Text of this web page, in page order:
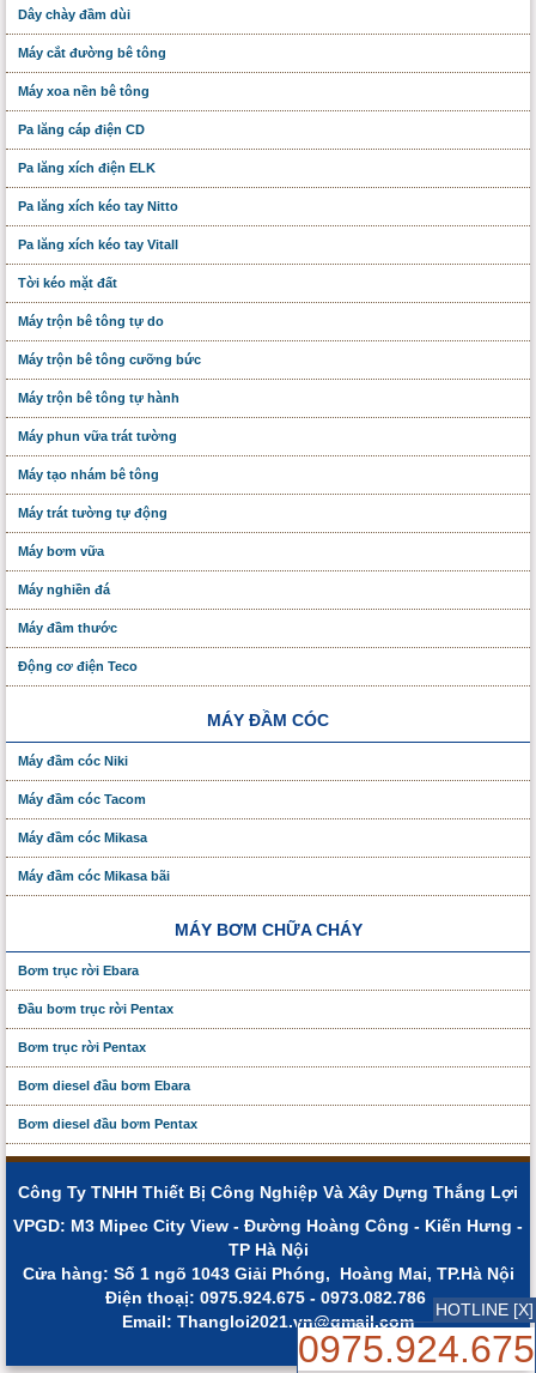
Dây chày đầm dùi
Máy cắt đường bê tông
Máy xoa nền bê tông
Pa lăng cáp điện CD
Pa lăng xích điện ELK
Pa lăng xích kéo tay Nitto
Pa lăng xích kéo tay Vitall
Tời kéo mặt đất
Máy trộn bê tông tự do
Máy trộn bê tông cưỡng bức
Máy trộn bê tông tự hành
Máy phun vữa trát tường
Máy tạo nhám bê tông
Máy trát tường tự động
Máy bơm vữa
Máy nghiền đá
Máy đầm thước
Động cơ điện Teco
MÁY ĐẦM CÓC
Máy đầm cóc Niki
Máy đầm cóc Tacom
Máy đầm cóc Mikasa
Máy đầm cóc Mikasa bãi
MÁY BƠM CHỮA CHÁY
Bơm trục rời Ebara
Đầu bơm trục rời Pentax
Bơm trục rời Pentax
Bơm diesel đầu bơm Ebara
Bơm diesel đầu bơm Pentax
Công Ty TNHH Thiết Bị Công Nghiệp Và Xây Dựng Thắng Lợi
VPGD: M3 Mipec City View - Đường Hoàng Công - Kiến Hưng -
TP Hà Nội
Cửa hàng: Số 1 ngõ 1043 Giải Phóng, Hoàng Mai, TP.Hà Nội
Điện thoạị: 0975.924.675 - 0973.082.786
Email: Thangloi2021.vn@gmail.com
HOTLINE [X]
0975.924.675